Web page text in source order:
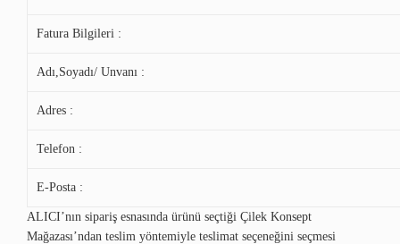
Fatura Bilgileri :
Adı,Soyadı/ Unvanı :
Adres :
Telefon :
E-Posta :
ALICI’nın sipariş esnasında ürünü seçtiği Çilek Konsept
Mağazası’ndan teslim yöntemiyle teslimat seçeneğini seçmesi